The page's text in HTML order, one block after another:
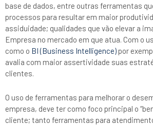
base de dados, entre outras ferramentas
processos para resultar em maior
assiduidade; qualidades que vão elevar a
Empresa no mercado em que atua. Com o
como o BI (Business Intelligence) por
avalia com maior assertividade suas
clientes.
O uso de ferramentas para melhorar o
empresa, deve ter como foco principal o
cliente; tanto ferramentas para